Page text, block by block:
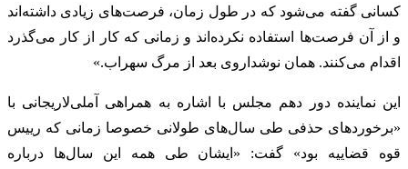
کسانی گفته می‌شود که در طول زمان، فرصت‌های زیادی داشته‌اند
و از آن فرصت‌ها استفاده نکرده‌اند و زمانی که کار از کار می‌گذرد
اقدام می‌کنند. همان نوشداروی بعد از مرگ سهراب.»
این نماینده دور دهم مجلس با اشاره به همراهی آملی‌لاریجانی با
«برخوردهای حذفی طی سال‌های طولانی خصوصا زمانی که رییس
قوه قضاییه بود» گفت: «ایشان طی همه این سال‌ها درباره